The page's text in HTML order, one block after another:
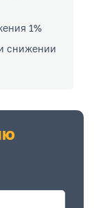
1%
снижении